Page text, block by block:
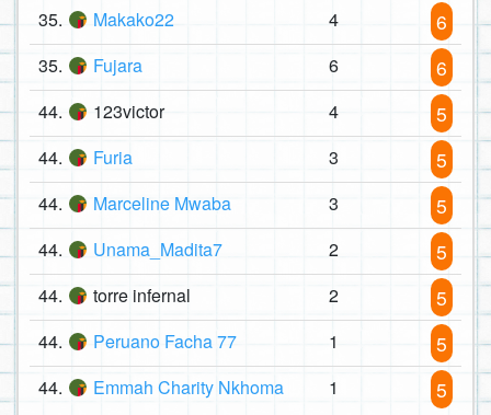
35. Makako22 4 6
35. Fujara 6 6
44. 123victor 4 5
44. Furia 3 5
44. Marceline Mwaba 3 5
44. Unama_Madita7 2 5
44. torre infernal 2 5
44. Peruano Facha 77 1 5
44. Emmah Charity Nkhoma 1 5